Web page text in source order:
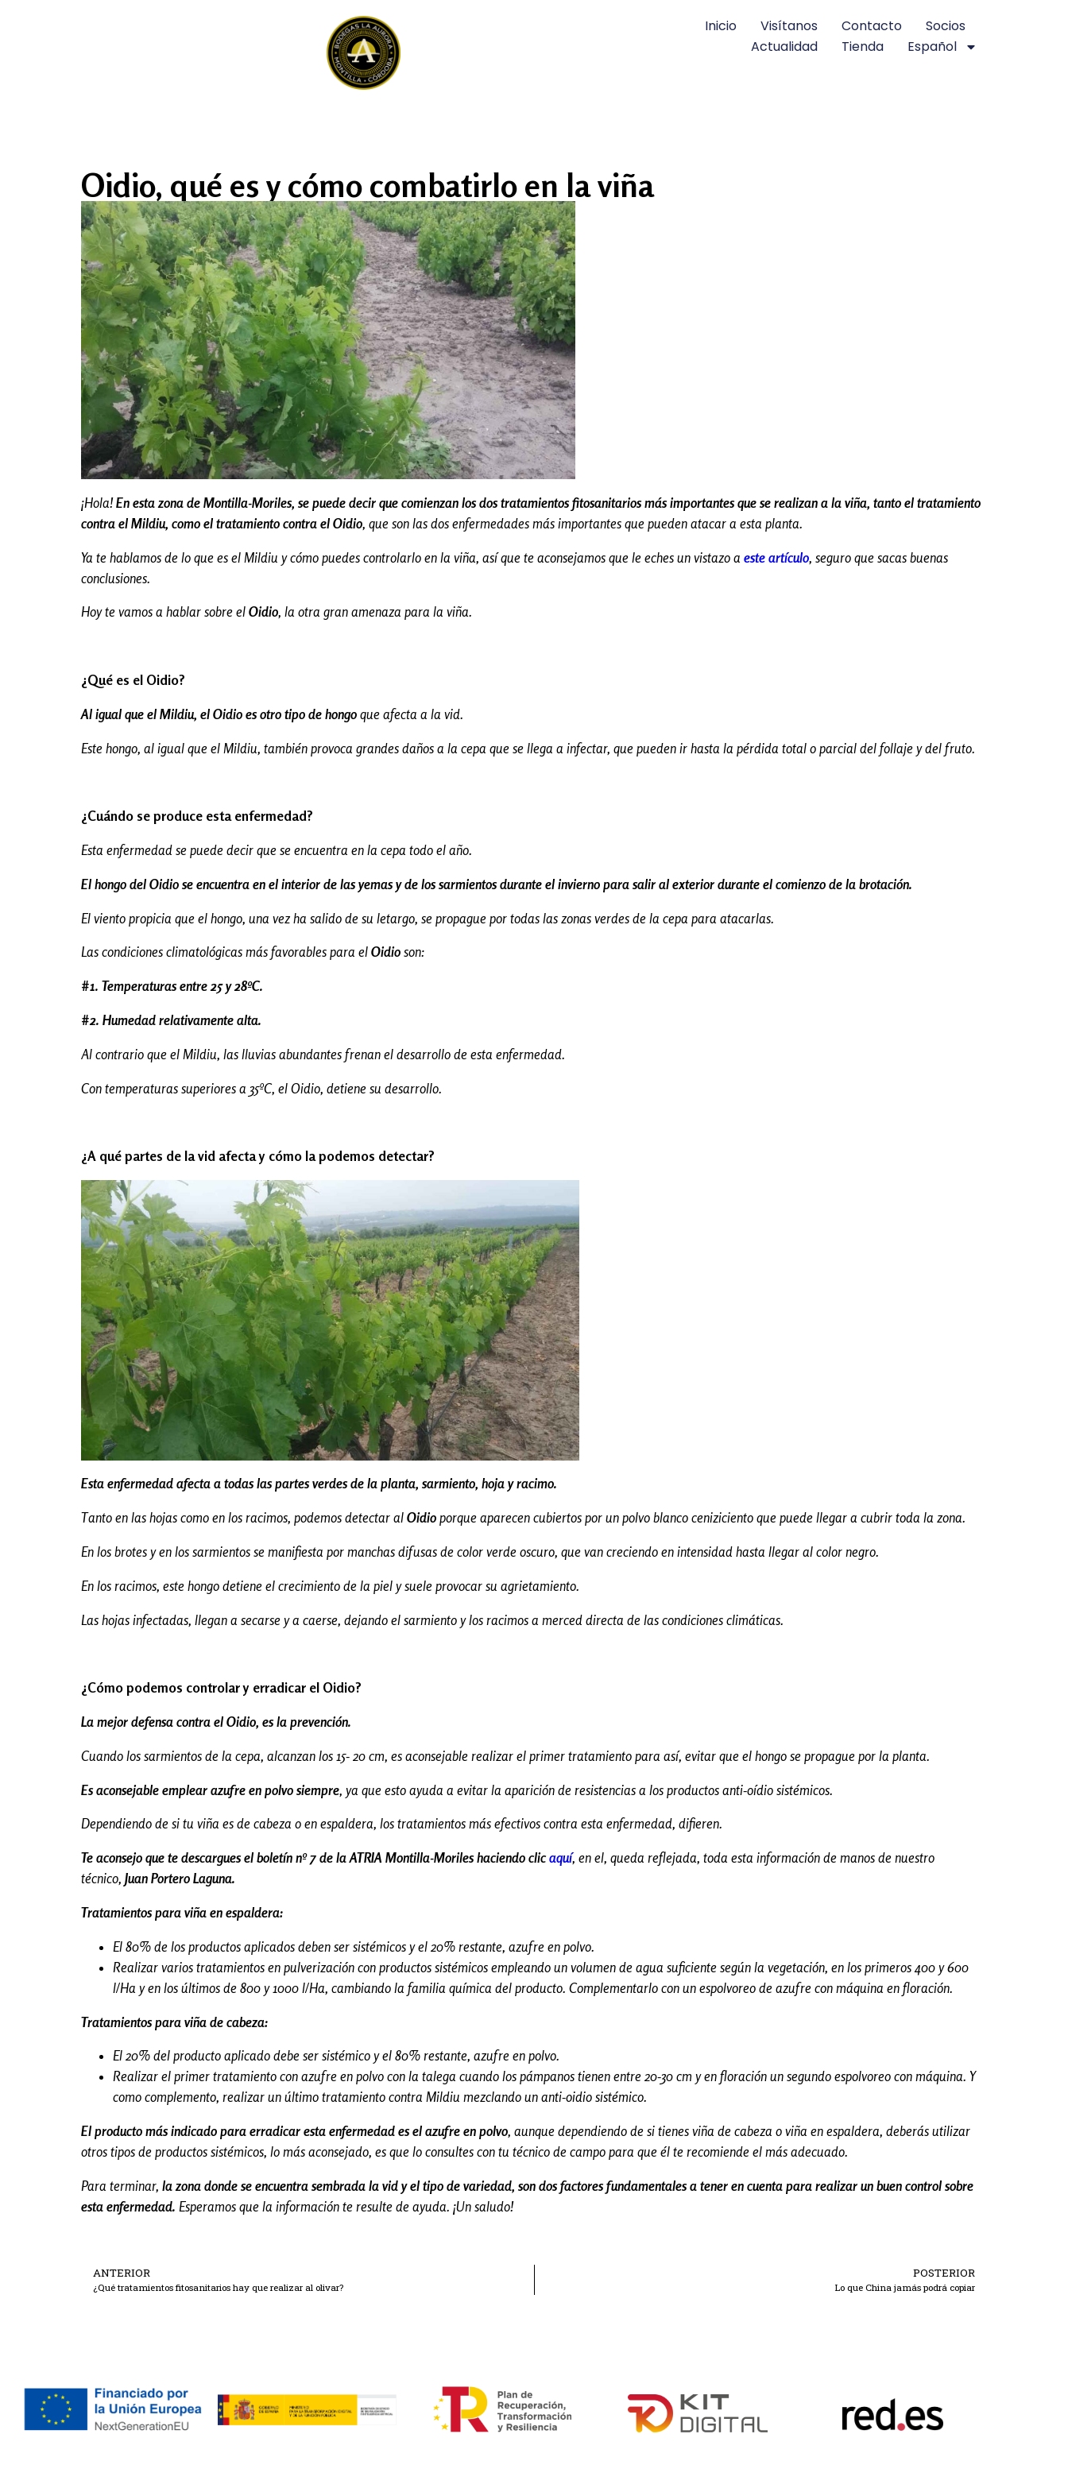
Inicio Visítanos Contacto
Socios
Actualidad
Tienda Español
Oidio, qué es y cómo combatirlo en la viña
¡Hola!En esta zona de Montilla-Moriles, se puede decir que comienzan los dos tratamientos fitosanitarios más importantes que se realizan a la viña, tanto el tratamiento
contra el Mildiu, como el tratamiento contra el Oidio, que son las dos enfermedades más importantes que pueden atacar a esta planta.
Ya te hablamos de lo que es el Mildiu y cómo puedes controlarlo en la viña, así que te aconsejamos que le eches un vistazo a este artículo, seguro que sacas buenas
conclusiones.
Hoy te vamos a hablar sobre el Oidio, la otra gran amenaza para la viña.
¿Qué es el Oidio?
Al igual que el Mildiu, el Oidio es otro tipo de hongo que afecta a la vid.
Este hongo, al igual que el Mildiu, también provoca grandes daños a la cepa que se llega a infectar, que pueden ir hasta la pérdida total o parcial del follaje y del fruto.
¿Cuándo se produce esta enfermedad?
Esta enfermedad se puede decir que se encuentra en la cepa todo el año.
El hongo del Oidio se encuentra en el interior de las yemas y de los sarmientos durante el invierno para salir al exterior durante el comienzo de la brotación.
El viento propicia que el hongo, una vez ha salido de su letargo, se propague por todas las zonas verdes de la cepa para atacarlas.
Las condiciones climatológicas más favorables para el Oidio son:
#1. Temperaturas entre 25 y 28ºC.
#2. Humedad relativamente alta.
Al contrario que el Mildiu, las lluvias abundantes frenan el desarrollo de esta enfermedad.
Con temperaturas superiores a 35ºC, el Oidio, detiene su desarrollo.
¿A qué partes de la vid afecta y cómo la podemos detectar?
Esta enfermedad afecta a todas las partes verdes de la planta, sarmiento, hoja y racimo.
Tanto en las hojas como en los racimos, podemos detectar al Oidio porque aparecen cubiertos por un polvo blanco ceniziciento que puede llegar a cubrir toda la zona.
En los brotes y en los sarmientos se manifiesta por manchas difusas de color verde oscuro, que van creciendo en intensidad hasta llegar al color negro.
En los racimos, este hongo detiene el crecimiento de la piel y suele provocar su agrietamiento.
Las hojas infectadas, llegan a secarse y a caerse, dejando el sarmiento y los racimos a merced directa de las condiciones climáticas.
¿Cómo podemos controlar y erradicar el Oidio?
La mejor defensa contra el Oidio, es la prevención.
Cuando los sarmientos de la cepa, alcanzan los 15- 20 cm, es aconsejable realizar el primer tratamiento para así, evitar que el hongo se propague por la planta.
Es aconsejable emplear azufre en polvo siempre, ya que esto ayuda a evitar la aparición de resistencias a los productos anti-oídio sistémicos.
Dependiendo de si tu viña es de cabeza o en espaldera, los tratamientos más efectivos contra esta enfermedad, difieren.
Te aconsejo que te descargues el boletín nº 7 de la ATRIA Montilla-Moriles haciendo clic aquí, en el, queda reflejada, toda esta información de manos de nuestro
técnico, Juan Portero Laguna.
Tratamientos para viña en espaldera:
El 80% de los productos aplicados deben ser sistémicos y el 20% restante, azufre en polvo.
Realizar varios tratamientos en pulverización con productos sistémicos empleando un volumen de agua suficiente según la vegetación, en los primeros 400 y 600
l/Ha y en los últimos de 800 y 1000 l/Ha, cambiando la familia química del producto. Complementarlo con un espolvoreo de azufre con máquina en floración.
Tratamientos para viña de cabeza:
El 20% del producto aplicado debe ser sistémico y el 80% restante, azufre en polvo.
Realizar el primer tratamiento con azufre en polvo con la talega cuando los pámpanos tienen entre 20-30 cm y en floración un segundo espolvoreo con máquina. Y
como complemento, realizar un último tratamiento contra Mildiu mezclando un anti-oidio sistémico.
El producto más indicado para erradicar esta enfermedad es el azufre en polvo, aunque dependiendo de si tienes viña de cabeza o viña en espaldera, deberás utilizar
otros tipos de productos sistémicos, lo más aconsejado, es que lo consultes con tu técnico de campo para que él te recomiende el más adecuado.
Para terminar, la zona donde se encuentra sembrada la vid y el tipo de variedad, son dos factores fundamentales a tener en cuenta para realizar un buen control sobre
esta enfermedad. Esperamos que la información te resulte de ayuda. ¡Un saludo!
ANTERIOR
¿Qué tratamientos fitosanitarios hay que realizar al olivar?
POSTERIOR
Lo que China jamás podrá copiar